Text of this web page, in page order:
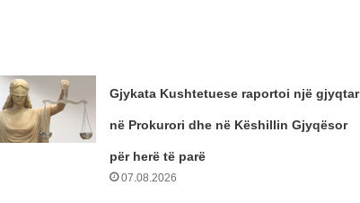
Gjykata Kushtetuese raportoi një gjyqtar
në Prokurori dhe në Këshillin Gjyqësor
për herë të parë
07.08.2026